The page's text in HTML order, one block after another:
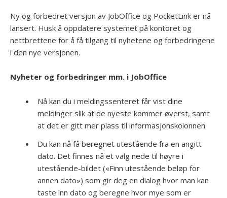
Ny og forbedret versjon av JobOffice og PocketLink er nå
lansert. Husk å oppdatere systemet på kontoret og
nettbrettene for å få tilgang til nyhetene og forbedringene
i den nye versjonen.
Nyheter og forbedringer mm. i JobOffice
Nå kan du i meldingssenteret får vist dine
meldinger slik at de nyeste kommer øverst, samt
at det er gitt mer plass til informasjonskolonnen.
Du kan nå få beregnet utestående fra en angitt
dato. Det finnes nå et valg nede til høyre i
utestående-bildet («Finn utestående beløp for
annen dato») som gir deg en dialog hvor man kan
taste inn dato og beregne hvor mye som er